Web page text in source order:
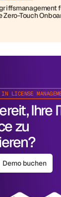
Zero-Touch
LICENSE
Ihre
zu
Demo buchen